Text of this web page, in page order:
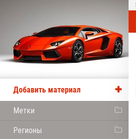
Добавить материал
Метки
Регионы